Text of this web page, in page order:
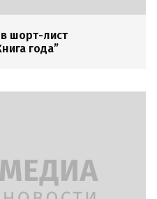
шорт-лист
года”